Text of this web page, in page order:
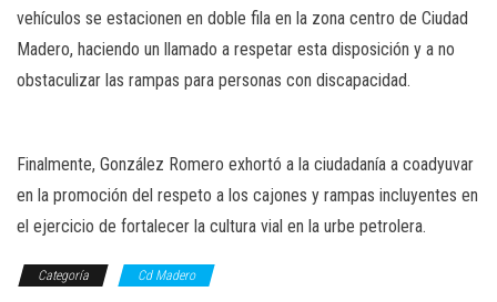
vehículos se estacionen en doble fila en la zona centro de Ciudad
Madero, haciendo un llamado a respetar esta disposición y a no
obstaculizar las rampas para personas con discapacidad.
Finalmente, González Romero exhortó a la ciudadanía a coadyuvar
en la promoción del respeto a los cajones y rampas incluyentes en
el ejercicio de fortalecer la cultura vial en la urbe petrolera.
Categoría Cd Madero